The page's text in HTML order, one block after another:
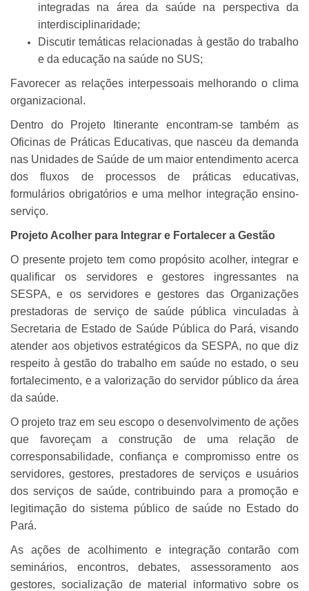
integradas na área da saúde na perspectiva da
interdisciplinaridade;
Discutir temáticas relacionadas à gestão do trabalho
e da educação na saúde no SUS;
Favorecer as relações interpessoais melhorando o clima
organizacional.
Dentro do Projeto Itinerante encontram-se também as
Oficinas de Práticas Educativas, que nasceu da demanda
nas Unidades de Saúde de um maior entendimento acerca
dos fluxos de processos de práticas educativas,
formulários obrigatórios e uma melhor integração ensino-
serviço.
Projeto Acolher para Integrar e Fortalecer a Gestão
O presente projeto tem como propósito acolher, integrar e
qualificar os servidores e gestores ingressantes na
SESPA, e os servidores e gestores das Organizações
prestadoras de serviço de saúde pública vinculadas à
Secretaria de Estado de Saúde Pública do Pará, visando
atender aos objetivos estratégicos da SESPA, no que diz
respeito à gestão do trabalho em saúde no estado, o seu
fortalecimento, e a valorização do servidor público da área
da saúde.
O projeto traz em seu escopo o desenvolvimento de ações
que favoreçam a construção de uma relação de
corresponsabilidade, confiança e compromisso entre os
servidores, gestores, prestadores de serviços e usuários
dos serviços de saúde, contribuindo para a promoção e
legitimação do sistema público de saúde no Estado do
Pará.
As ações de acolhimento e integração contarão com
seminários, encontros, debates, assessoramento aos
gestores, socialização de material informativo sobre os